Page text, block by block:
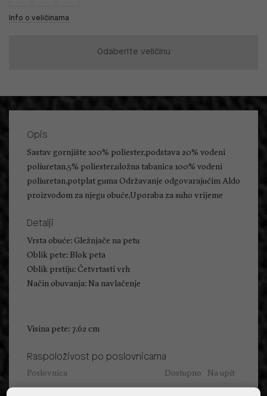
Info o veličinama
Odaberite veličinu
Opis
Sastav gornjište 100% poliester,podstava 20% vodeni
poliuretan,5% poliester,uložna tabanica 100% vodeni
poliuretan,potplat guma Održavanje odgovarajućim Aldo
proizvodom za njegu obuće,Uporaba za suho vrijeme
Detalji
Vrsta obuće: Gležnjače na petu
Oblik pete: Blok peta
Oblik prstiju: Četvrtasti vrh
Način obuvanja: Na navlačenje
Visina pete: 7.62 cm
Raspoloživost po poslovnicama
Poslovnica Dostupno Na upit